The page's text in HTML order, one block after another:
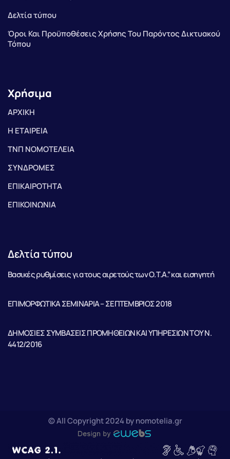
Δελτία τύπου
Όροι Και Προϋποθέσεις Χρήσης Του Παρόντος Δικτυακού
Τόπου
Χρήσιμα
ΑΡΧΙΚΗ
Η ΕΤΑΙΡΕΙΑ
ΤΝΠ ΝΟΜΟΤΕΛΕΙΑ
ΣΥΝΔΡΟΜΕΣ
ΕΠΙΚΑΙΡΟΤΗΤΑ
ΕΠΙΚΟΙΝΩΝΙΑ
Δελτία τύπου
Βασικές ρυθμίσεις για τους αιρετούς των Ο.Τ.Α.” και εισηγητή
ΕΠΙΜΟΡΦΩΤΙΚΑ ΣΕΜΙΝΑΡΙΑ – ΣΕΠΤΕΜΒΡΙΟΣ 2018
ΔΗΜΟΣΙΕΣ ΣΥΜΒΑΣΕΙΣ ΠΡΟΜΗΘΕΙΩΝ ΚΑΙ ΥΠΗΡΕΣΙΩΝ ΤΟΥ Ν.
4412/2016
© All Copyright 2024 by nomotelia.gr